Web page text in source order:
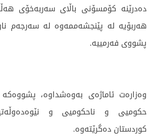
دەدرێنە کۆمسۆنی باڵای سەربەخۆی
هەربۆیە لە پێنجشەممەوە لە سەرجەم
پشووی فەرمییە.
وەزارەت ئاماژەی بەوەشداوە،
حکومیی و ناحکومیی و
کوردستان دەگرێتەوە.